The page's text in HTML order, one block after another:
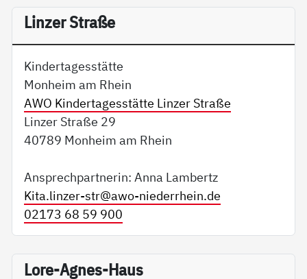
Linzer Straße
Kindertagesstätte
Monheim am Rhein
AWO Kindertagesstätte Linzer Straße
Linzer Straße 29
40789 Monheim am Rhein
Ansprechpartnerin: Anna Lambertz
Kita.linzer-str@awo-niederrhein.de
02173 68 59 900
Lore-Agnes-Haus